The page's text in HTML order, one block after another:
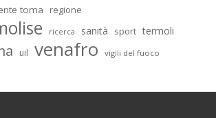
toma regione
ricerca sanità sport termoli
uil venafro vigili del fuoco